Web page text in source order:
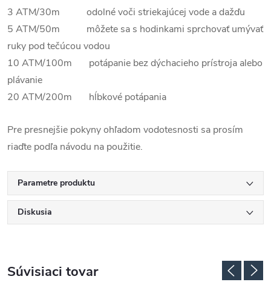
3 ATM/30m odolné voči striekajúcej vode a dažďu
5 ATM/50m môžete sa s hodinkami sprchovať umývať
ruky pod tečúcou vodou
10 ATM/100m potápanie bez dýchacieho prístroja alebo
plávanie
20 ATM/200m hĺbkové potápania
Pre presnejšie pokyny ohľadom vodotesnosti sa prosím
riaďte podľa návodu na použitie.
Parametre produktu
Diskusia
Súvisiaci tovar